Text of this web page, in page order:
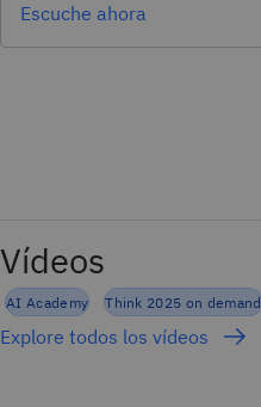
Escuche ahora
Vídeos
AI Academy Think 2025 on demand
Explore todos los vídeos